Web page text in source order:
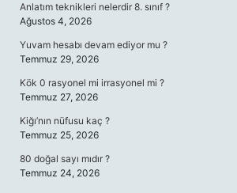
Anlatım teknikleri nelerdir 8. sınıf ?
Ağustos 4, 2026
Yuvam hesabı devam ediyor mu ?
Temmuz 29, 2026
Kök 0 rasyonel mi irrasyonel mi ?
Temmuz 27, 2026
Kiğı’nın nüfusu kaç ?
Temmuz 25, 2026
80 doğal sayı mıdır ?
Temmuz 24, 2026